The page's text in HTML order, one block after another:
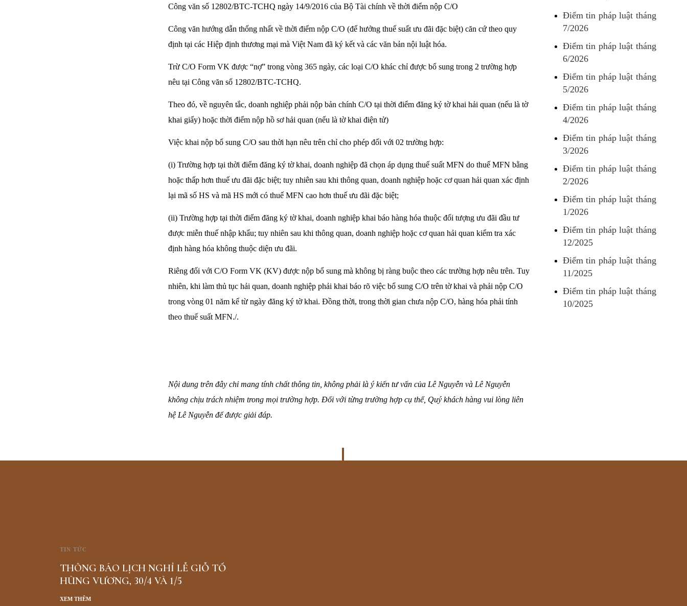
Công văn số 12802/BTC-TCHQ ngày 14/9/2016 của Bộ Tài chính về thời điểm nộp C/O
Công văn hướng dẫn thống nhất về thời điểm nộp C/O (để hưởng thuế suất ưu đãi đặc biệt) căn cứ theo quy
định tại các Hiệp định thương mại mà Việt Nam đã ký kết và các văn bản nội luật hóa.
Trừ C/O Form VK được “nợ” trong vòng 365 ngày, các loại C/O khác chỉ được bổ sung trong 2 trường hợp
nêu tại Công văn số 12802/BTC-TCHQ.
Theo đó, về nguyên tắc, doanh nghiệp phải nộp bản chính C/O tại thời điểm đăng ký tờ khai hải quan (nếu là tờ
khai giấy) hoặc thời điểm nộp hồ sơ hải quan (nếu là tờ khai điện tử)
Việc khai nộp bổ sung C/O sau thời hạn nêu trên chỉ cho phép đối với 02 trường hợp:
(i) Trường hợp tại thời điểm đăng ký tờ khai, doanh nghiệp đã chọn áp dụng thuế suất MFN do thuế MFN bằng
hoặc thấp hơn thuế ưu đãi đặc biệt; tuy nhiên sau khi thông quan, doanh nghiệp hoặc cơ quan hải quan xác định
lại mã số HS và mã HS mới có thuế MFN cao hơn thuế ưu đãi đặc biệt;
(ii) Trường hợp tại thời điểm đăng ký tờ khai, doanh nghiệp khai báo hàng hóa thuộc đối tượng ưu đãi đầu tư
được miễn thuế nhập khẩu; tuy nhiên sau khi thông quan, doanh nghiệp hoặc cơ quan hải quan kiểm tra xác
định hàng hóa không thuộc diện ưu đãi.
Riêng đối với C/O Form VK (KV) được nộp bổ sung mà không bị ràng buộc theo các trường hợp nêu trên. Tuy
nhiên, khi làm thủ tục hải quan, doanh nghiệp phải khai báo rõ việc bổ sung C/O trên tờ khai và phải nộp C/O
trong vòng 01 năm kể từ ngày đăng ký tờ khai. Đồng thời, trong thời gian chưa nộp C/O, hàng hóa phải tính
theo thuế suất MFN./.
Nội dung trên đây chỉ mang tính chất thông tin, không phải là ý kiến tư vấn của Lê Nguyễn và Lê Nguyễn
không chịu trách nhiệm trong mọi trường hợp. Đối với từng trường hợp cụ thể, Quý khách hàng vui lòng liên
hệ Lê Nguyễn để được giải đáp.
Điểm tin pháp luật tháng
7/2026
Điểm tin pháp luật tháng
6/2026
Điểm tin pháp luật tháng
5/2026
Điểm tin pháp luật tháng
4/2026
Điểm tin pháp luật tháng
3/2026
Điểm tin pháp luật tháng
2/2026
Điểm tin pháp luật tháng
1/2026
Điểm tin pháp luật tháng
12/2025
Điểm tin pháp luật tháng
11/2025
Điểm tin pháp luật tháng
10/2025
TIN TỨC
THÔNG BÁO LỊCH NGHỈ LỄ GIỖ TỔ
HÙNG VƯƠNG, 30/4 VÀ 1/5
XEM THÊM